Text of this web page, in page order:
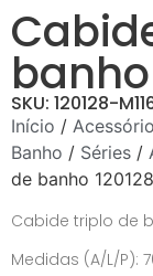
banho
SKU: 120128-
Início /
Banho / Séries /
de banho
Cabide triplo de
Medidas (A/L/P):